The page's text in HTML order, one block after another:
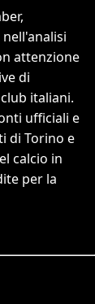
attenzione
di
italiani.
ufficiali e
di Torino e
calcio in
per la